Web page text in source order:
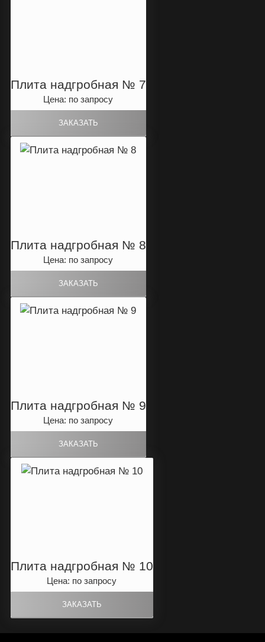
Плита надгробная № 7
Цена: по запросу
Плита надгробная № 8
Цена: по запросу
Плита надгробная № 9
Цена: по запросу
Плита надгробная № 10
Цена: по запросу